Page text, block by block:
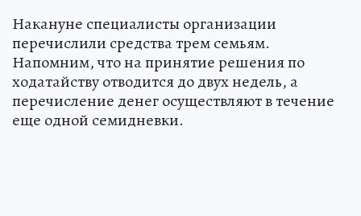
Накануне специалисты организации
перечислили средства трем семьям.
Напомним, что на принятие решения по
ходатайству отводится до двух недель, а
перечисление денег осуществляют в течение
еще одной семидневки.